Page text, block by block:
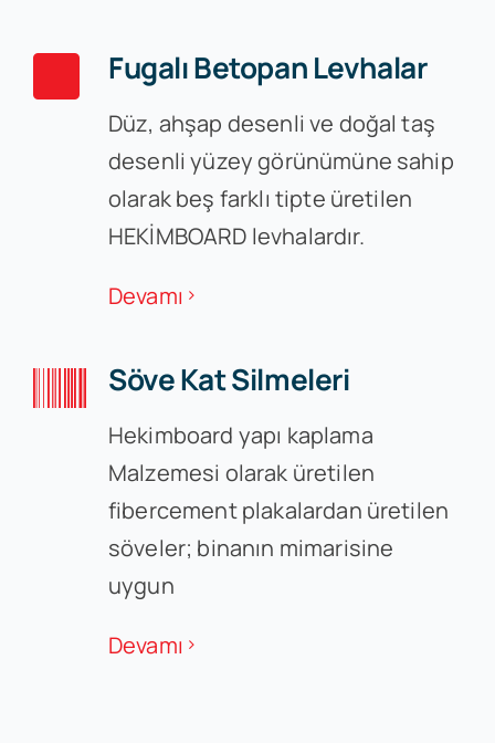
Fugalı Betopan Levhalar
Düz, ahşap desenli ve doğal taş
desenli yüzey görünümüne sahip
olarak beş farklı tipte üretilen
HEKİMBOARD levhalardır.
Devamı
Söve Kat Silmeleri
Hekimboard yapı kaplama
Malzemesi olarak üretilen
fibercement plakalardan üretilen
söveler; binanın mimarisine
uygun
Devamı